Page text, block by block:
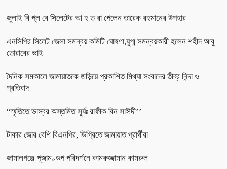
জুলাই বি প্ল বে সিলেটের আ হ ত রা পেলেন তারেক রহমানের উপহার
এনসিপির সিলেট জেলা সমন্বয় কমিটি ঘোষণা,যুগ্ম সমন্বয়কারী হলেন শহীদ আবু
তোরাবের ভাই
দৈনিক সমকালে জামায়াতকে জড়িয়ে প্রকাশিত মিথ্যা সংবাদের তীব্র নিন্দা ও
প্রতিবাদ
“স্মৃতিতে ভাস্বর অস্তমিত সূর্যঃ রাফীক বিন সাঈদী’’
টাকার জোর বেশি বিএনপির, ডিগ্রিতে জামায়াত প্রার্থীরা
জামালগঞ্জে পূজামণ্ডপ পরিদর্শনে কামরুজ্জামান কামরুল